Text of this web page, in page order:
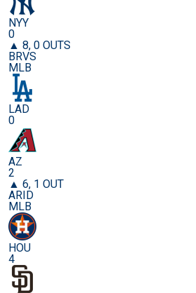
NYY
0
▲ 8, 0 OUTS
BRVS
MLB
LAD
0
AZ
2
▲ 6, 1 OUT
ARID
MLB
HOU
4